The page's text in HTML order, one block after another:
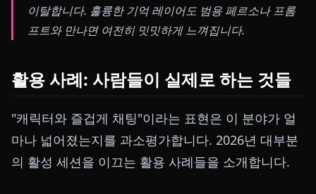
이탈합니다. 훌륭한 기억 레이어도 범용 페르소나 프롬
프트와 만나면 여전히 밋밋하게 느껴집니다.
활용 사례: 사람들이 실제로 하는 것들
"캐릭터와 즐겁게 채팅"이라는 표현은 이 분야가 얼
마나 넓어졌는지를 과소평가합니다. 2026년 대부분
의 활성 세션을 이끄는 활용 사례들을 소개합니다.